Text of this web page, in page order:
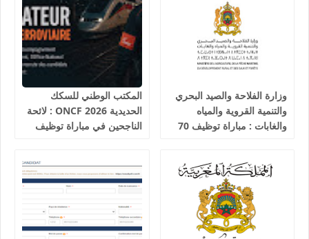
وزارة الفلاحة والصيد البحري
والتنمية القروية والمياه
والغابات : مباراة توظيف 70
المكتب الوطني للسكك
الحديدية 2026 ONCF : لائحة
الناجحين في مباراة توظيف